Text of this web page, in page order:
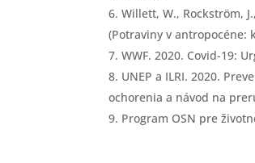
Willett, W., Rockström,
(Potraviny v antropocéne:
WWF. 2020. Covid-19:
UNEP a ILRI. 2020.
ochorenia a návod na
Program OSN pre